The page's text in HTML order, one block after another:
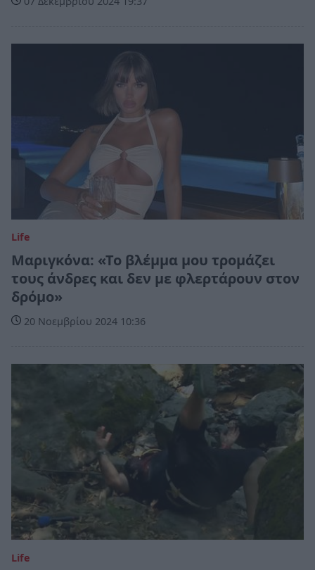
Life
Μαριγκόνα: «Το βλέμμα μου τρομάζει
τους άνδρες και δεν με φλερτάρουν στον
δρόμο»
20 Νοεμβρίου 2024 10:36
Life